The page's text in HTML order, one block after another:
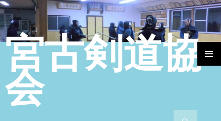
宮古剣道協
会
コンテンツへ移動